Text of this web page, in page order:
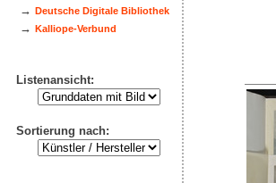
→ Deutsche Digitale Bibliothek
→ Kalliope-Verbund
Listenansicht:
Sortierung nach: